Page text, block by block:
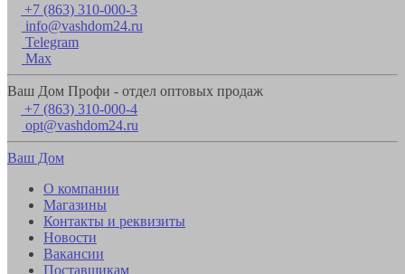
+7 (863) 310-000-3
info@vashdom24.ru
Telegram
Max
Ваш Дом Профи - отдел оптовых продаж
+7 (863) 310-000-4
opt@vashdom24.ru
Ваш Дом
О компании
Магазины
Контакты и реквизиты
Новости
Вакансии
Поставщикам